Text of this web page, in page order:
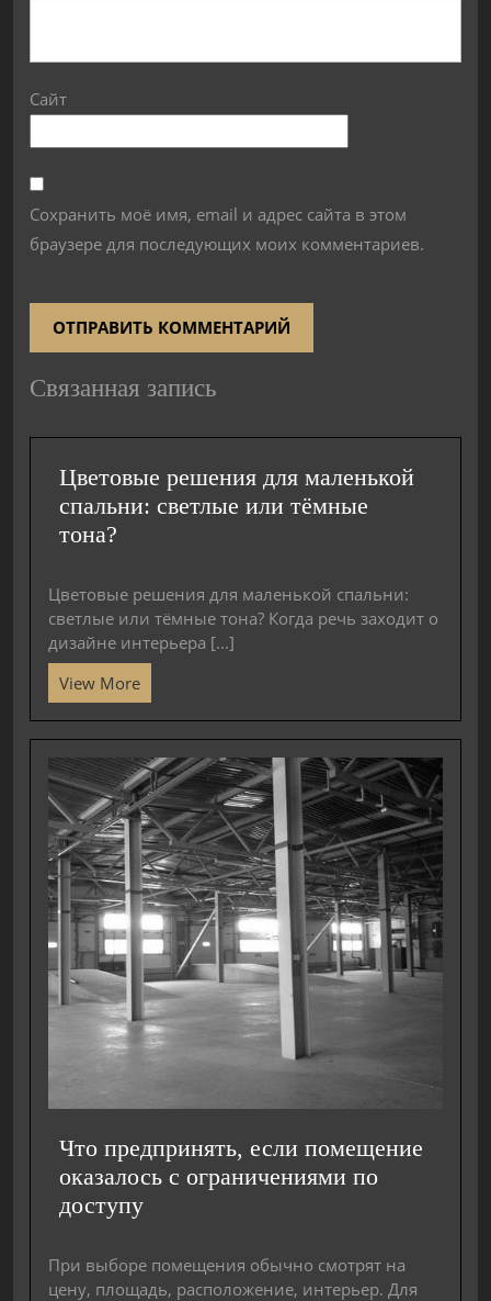
Сайт
Сохранить моё имя, email и адрес сайта в этом
браузере для последующих моих комментариев.
Связанная запись
Цветовые решения для маленькой
спальни: светлые или тёмные
тона?
Цветовые решения для маленькой спальни:
светлые или тёмные тона? Когда речь заходит о
дизайне интерьера [...]
View More
Что предпринять, если помещение
оказалось с ограничениями по
доступу
При выборе помещения обычно смотрят на
цену, площадь, расположение, интерьер. Для